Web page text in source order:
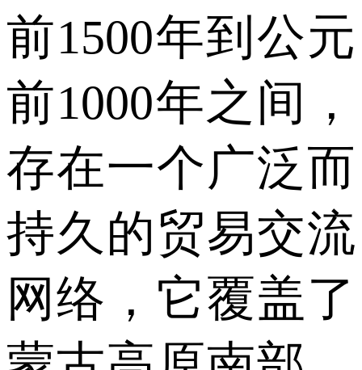
前1500年到公元
前1000年之间，
存在一个广泛而
持久的贸易交流
网络，它覆盖了